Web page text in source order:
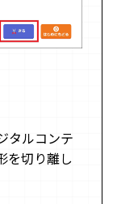
タルコンテ
を切り離し